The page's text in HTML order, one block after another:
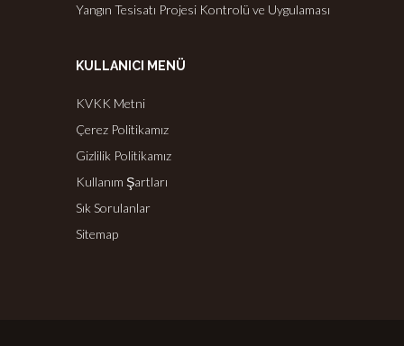
Yangın Tesisatı Projesi Kontrolü ve Uygulaması
KULLANICI MENÜ
KVKK Metni
Çerez Politikamız
Gizlilik Politikamız
Kullanım Şartları
Sık Sorulanlar
Sitemap